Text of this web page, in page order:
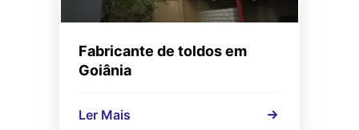
Fabricante de toldos em
Goiânia
Ler Mais